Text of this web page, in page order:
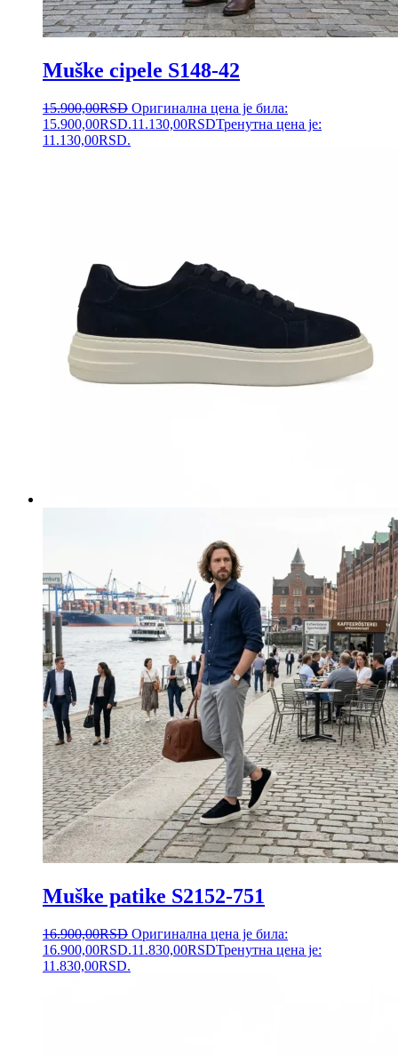
Muške cipele S148-42
15.900,00RSD Оригинална цена је била:
15.900,00RSD.11.130,00RSDТренутна цена је:
11.130,00RSD.
Muške patike S2152-751
16.900,00RSD Оригинална цена је била:
16.900,00RSD.11.830,00RSDТренутна цена је:
11.830,00RSD.